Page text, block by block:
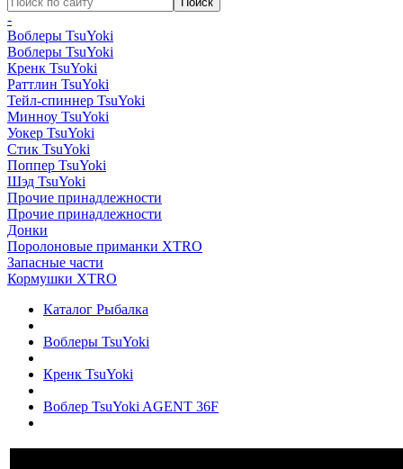
-
Воблеры TsuYoki
Воблеры TsuYoki
Кренк TsuYoki
Раттлин TsuYoki
Тейл-спиннер TsuYoki
Минноу TsuYoki
Уокер TsuYoki
Стик TsuYoki
Поппер TsuYoki
Шэд TsuYoki
Прочие принадлежности
Прочие принадлежности
Донки
Поролоновые приманки XTRO
Запасные части
Кормушки XTRO
Каталог Рыбалка
Воблеры TsuYoki
Кренк TsuYoki
Воблер TsuYoki AGENT 36F